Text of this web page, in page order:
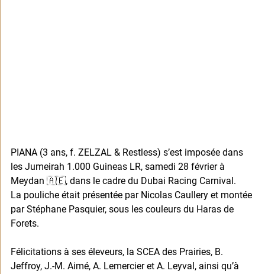
PIANA (3 ans, f. ZELZAL & Restless) s’est imposée dans
les Jumeirah 1.000 Guineas LR, samedi 28 février à
Meydan 🇦🇪, dans le cadre du Dubai Racing Carnival.
La pouliche était présentée par Nicolas Caullery et montée
par Stéphane Pasquier, sous les couleurs du Haras de
Forets.
Félicitations à ses éleveurs, la SCEA des Prairies, B.
Jeffroy, J.-M. Aimé, A. Lemercier et A. Leyval, ainsi qu’à